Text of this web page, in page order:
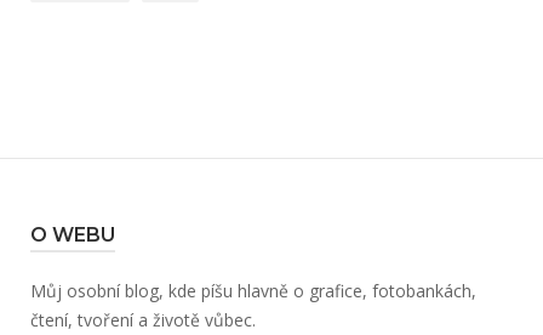
O WEBU
Můj osobní blog, kde píšu hlavně o grafice, fotobankách,
čtení, tvoření a životě vůbec.